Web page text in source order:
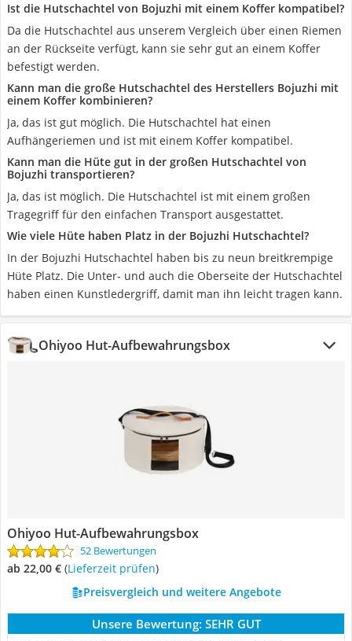
Ist die Hutschachtel von Bojuzhi mit einem Koffer kompatibel?
Da die Hutschachtel aus unserem Vergleich über einen Riemen
an der Rückseite verfügt, kann sie sehr gut an einem Koffer
befestigt werden.
Kann man die große Hutschachtel des Herstellers Bojuzhi mit
einem Koffer kombinieren?
Ja, das ist gut möglich. Die Hutschachtel hat einen
Aufhängeriemen und ist mit einem Koffer kompatibel.
Kann man die Hüte gut in der großen Hutschachtel von
Bojuzhi transportieren?
Ja, das ist möglich. Die Hutschachtel ist mit einem großen
Tragegriff für den einfachen Transport ausgestattet.
Wie viele Hüte haben Platz in der Bojuzhi Hutschachtel?
In der Bojuzhi Hutschachtel haben bis zu neun breitkrempige
Hüte Platz. Die Unter- und auch die Oberseite der Hutschachtel
haben einen Kunstledergriff, damit man ihn leicht tragen kann.
Ohiyoo Hut-Aufbewahrungsbox
Ohiyoo Hut-Aufbewahrungsbox
52 Bewertungen
ab 22,00 € (Lieferzeit prüfen)
Preisvergleich und weitere Angebote
Unsere Bewertung: SEHR GUT